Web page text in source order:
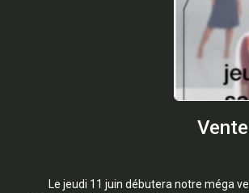
Le jeudi 11 juin débutera notre méga